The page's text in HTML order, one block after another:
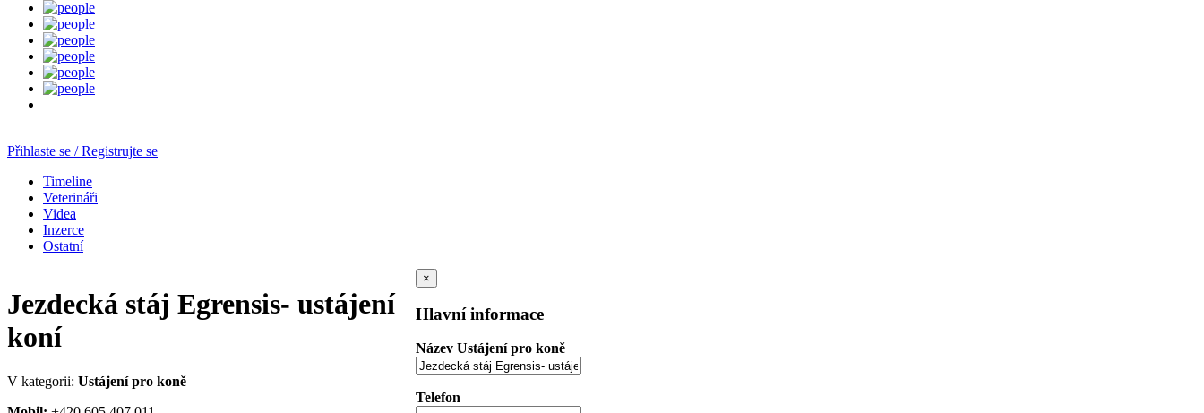
Přihlaste se / Registrujte se
Timeline
Veterináři
Videa
Inzerce
Ostatní
Jezdecká stáj Egrensis- ustájení
koní
V kategorii: Ustájení pro koně
×
Hlavní informace
Název Ustájení pro koně
Telefon